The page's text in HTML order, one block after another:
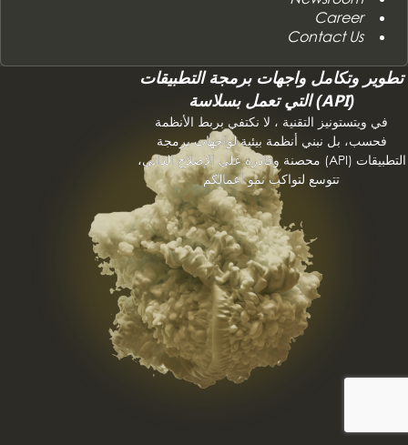
Career
Contact Us
تطوير وتكامل واجهات برمجة التطبيقات
(API) التي تعمل بسلاسة
في ويتستونيز التقنية ، لا نكتفي بربط الأنظمة
فحسب، بل نبني أنظمة بيئية لواجهات برمجة
التطبيقات (API) محصنة وقادرة على الإصلاح الذاتي،
تتوسع لتواكب نمو أعمالكم